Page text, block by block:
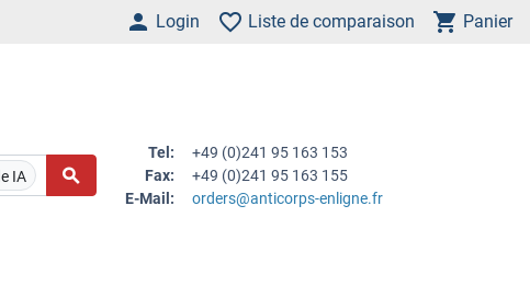
Login Liste de comparaison Panier
IA
Tel:
+49 (0)241 95 163 153
Fax:
+49 (0)241 95 163 155
E-Mail:
orders@anticorps-enligne.fr